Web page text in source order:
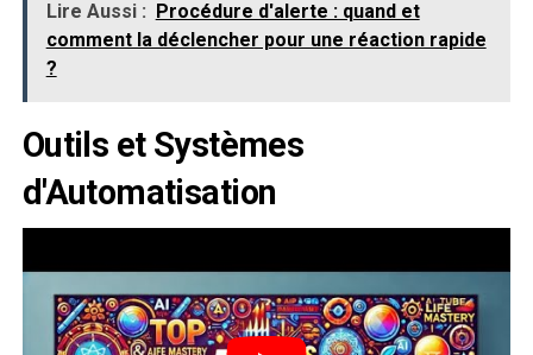
Lire Aussi : Procédure d'alerte : quand et
comment la déclencher pour une réaction rapide
?
Outils et Systèmes
d'Automatisation